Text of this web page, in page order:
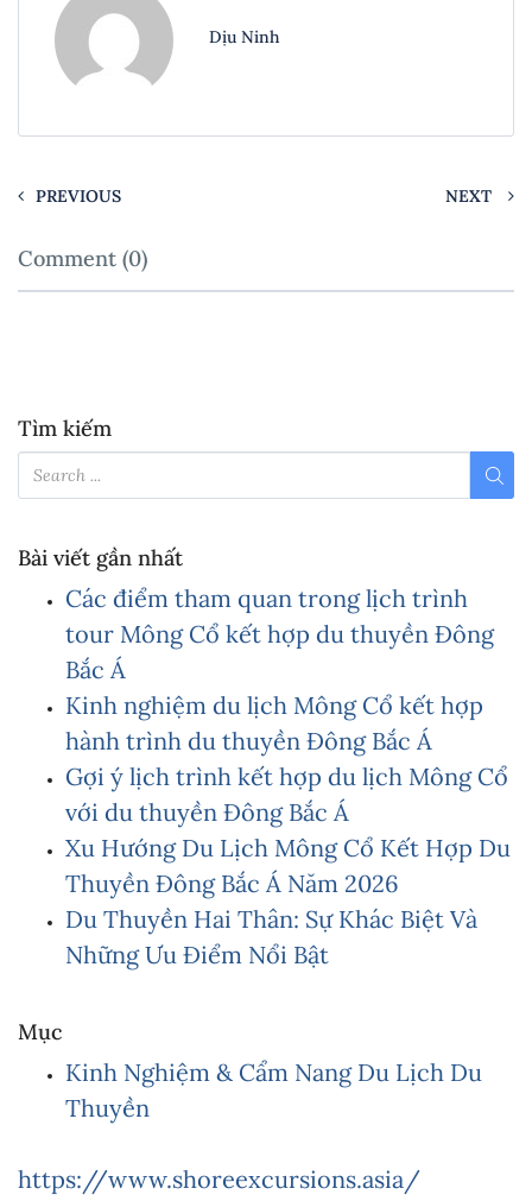
Dịu Ninh
PREVIOUS NEXT
Comment (0)
Tìm kiếm
Bài viết gần nhất
Các điểm tham quan trong lịch trình
tour Mông Cổ kết hợp du thuyền Đông
Bắc Á
Kinh nghiệm du lịch Mông Cổ kết hợp
hành trình du thuyền Đông Bắc Á
Gợi ý lịch trình kết hợp du lịch Mông Cổ
với du thuyền Đông Bắc Á
Xu Hướng Du Lịch Mông Cổ Kết Hợp Du
Thuyền Đông Bắc Á Năm 2026
Du Thuyền Hai Thân: Sự Khác Biệt Và
Những Ưu Điểm Nổi Bật
Mục
Kinh Nghiệm & Cẩm Nang Du Lịch Du
Thuyền
https://www.shoreexcursions.asia/